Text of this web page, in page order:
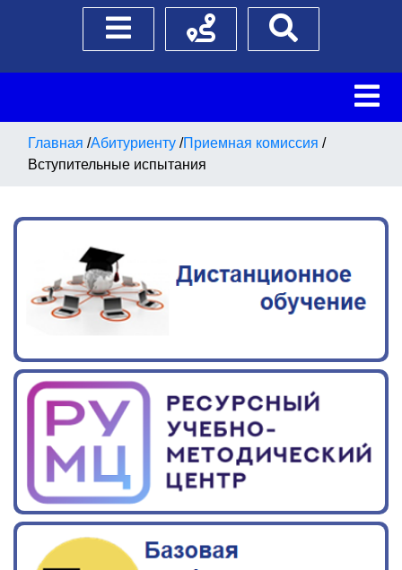
Боковое менюСхема проезда
Главная /Абитуриенту /Приемная комиссия /
Вступительные испытания